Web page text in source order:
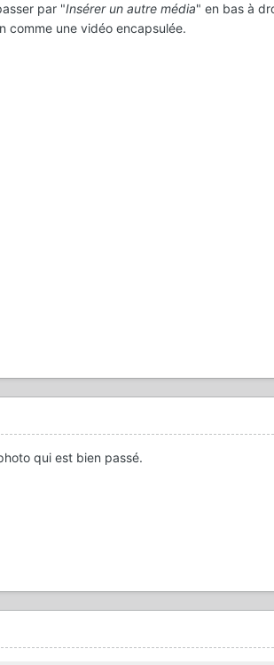
par "Insérer un autre média" en bas à
comme une vidéo encapsulée.
qui est bien passé.